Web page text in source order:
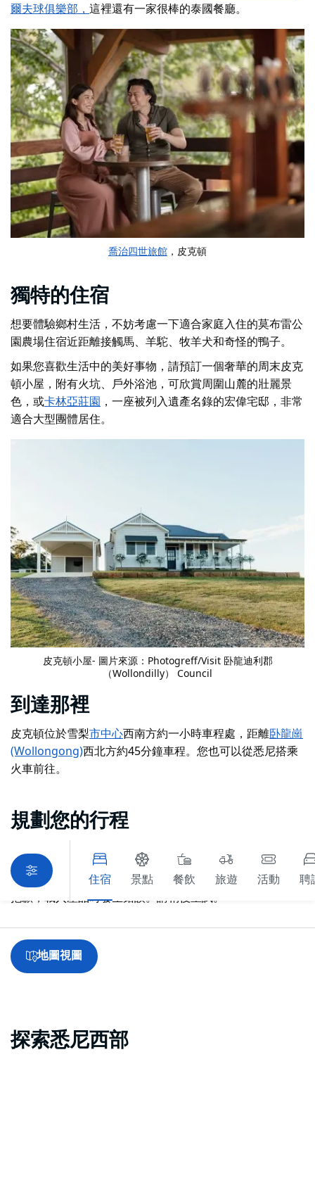
爾夫球俱樂部 ， 這裡還有一家很棒的泰國餐廳。
喬治四世旅館 ，皮克頓
獨特的住宿
想要體驗鄉村生活，不妨考慮一下適合家庭入住的莫布雷公
園農場住宿近距離接觸馬、羊駝、牧羊犬和奇怪的鴨子。
如果您喜歡生活中的美好事物，請預訂一個奢華的周末皮克
頓小屋 ，附有火坑、戶外浴池，可欣賞周圍山麓的壯麗景
色，或卡林亞莊園 ，一座被列入遺產名錄的宏偉宅邸，非常
適合大型團體居住。
皮克頓小屋- 圖片來源：Photogreff/Visit 卧龍迪利郡
（Wollondilly） Council
到達那裡
皮克頓位於雪梨市中心西南方約一小時車程處 ，距離卧龍崗
(Wollongong)西北方約45分鐘車程。您也可以從悉尼搭乘
火車前往。
規劃您的行程
住宿 景點 餐飲 旅遊 活動 聘
抱歉，載入產品時發生錯誤。請稍後重試。
地圖視圖
探索悉尼西部